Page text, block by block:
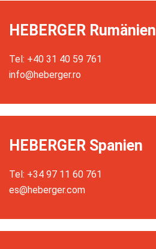
HEBERGER Rumänien
Tel: +40 31 40 59 761
info@heberger.ro
HEBERGER Spanien
Tel: +34 97 11 60 761
es@heberger.com